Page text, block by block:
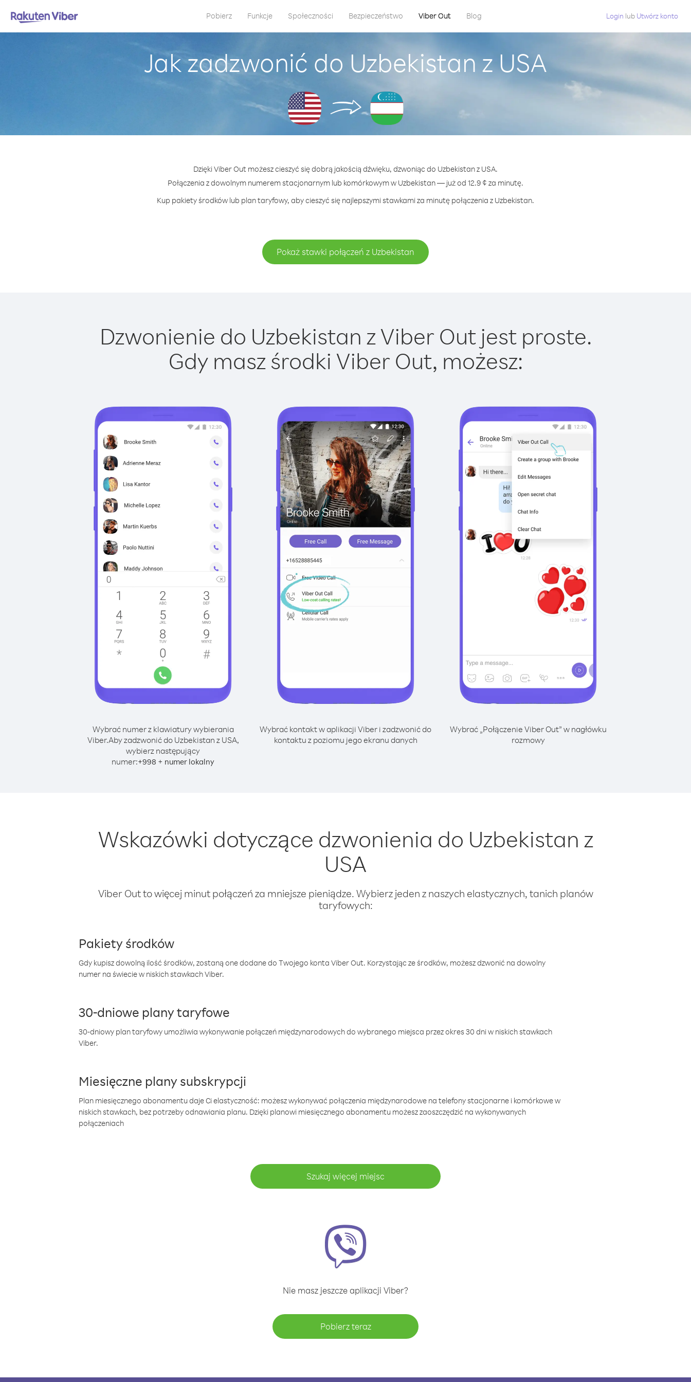
Pobierz Funkcje Społeczności Bezpieczeństwo Viber Out Blog Login lub Utwórz konto
Jak zadzwonić do Uzbekistan z USA
Dzięki Viber Out możesz cieszyć się dobrą jakością dźwięku, dzwoniąc do Uzbekistan z USA.
Połączenia z dowolnym numerem stacjonarnym lub komórkowym w Uzbekistan — już od 12.9 ¢ za minutę.
Kup pakiety środków lub plan taryfowy, aby cieszyć się najlepszymi stawkami za minutę połączenia z Uzbekistan.
Pokaż stawki połączeń z Uzbekistan
Dzwonienie do Uzbekistan z Viber Out jest proste.
Gdy masz środki Viber Out, możesz:
Wybrać numer z klawiatury wybierania
Viber.Aby zadzwonić do Uzbekistan z USA,
wybierz następujący
numer:+998 + numer lokalny
Wybrać kontakt w aplikacji Viber i zadzwonić do
kontaktu z poziomu jego ekranu danych
Wybrać „Połączenie Viber Out” w nagłówku
rozmowy
Wskazówki dotyczące dzwonienia do Uzbekistan z
USA
Viber Out to więcej minut połączeń za mniejsze pieniądze. Wybierz jeden z naszych elastycznych, tanich planów
taryfowych:
Pakiety środków
Gdy kupisz dowolną ilość środków, zostaną one dodane do Twojego konta Viber Out. Korzystając ze środków, możesz dzwonić na dowolny
numer na świecie w niskich stawkach Viber.
30-dniowe plany taryfowe
30-dniowy plan taryfowy umożliwia wykonywanie połączeń międzynarodowych do wybranego miejsca przez okres 30 dni w niskich stawkach
Viber.
Miesięczne plany subskrypcji
Plan miesięcznego abonamentu daje Ci elastyczność: możesz wykonywać połączenia międzynarodowe na telefony stacjonarne i komórkowe w
niskich stawkach, bez potrzeby odnawiania planu. Dzięki planowi miesięcznego abonamentu możesz zaoszczędzić na wykonywanych
połączeniach
Szukaj więcej miejsc
Nie masz jeszcze aplikacji Viber?
Pobierz teraz